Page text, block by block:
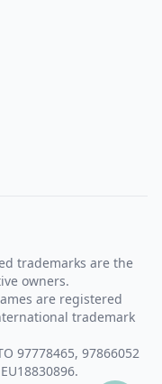
trademarks are the
owners.
are registered
trademark
97778465, 97866052